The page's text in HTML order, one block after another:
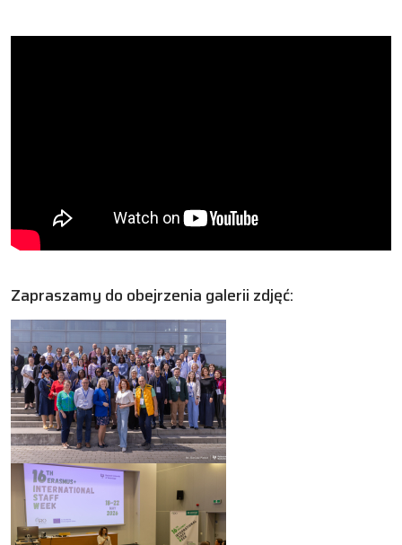
Zapraszamy do obejrzenia galerii zdjęć: